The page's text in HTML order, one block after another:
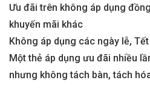
Ưu đãi trên không áp dụng
khuyến mãi khác
Không áp dụng các ngày lễ, Tết
Một thẻ áp dụng ưu đãi nhiều
nhưng không tách bàn, tách